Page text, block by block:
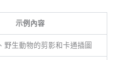
示例內容
野生動物的剪影和卡通插圖